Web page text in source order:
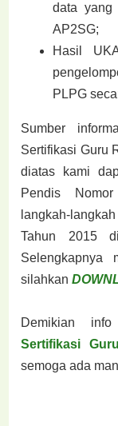
data yang
AP2SG;
Hasil
PLPG
Sumber
Sertifikasi Guru
diatas kami
Pendis Nomor
langkah-
Tahun 2015
Selengkapnya
silahkan
Demikian
Sertifikasi
semoga ada